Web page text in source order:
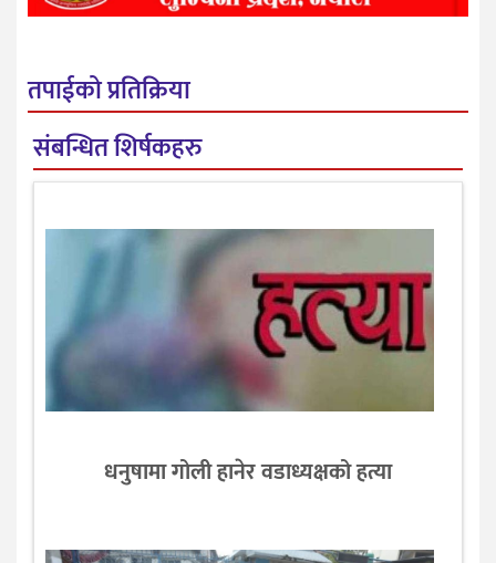
तपाईको प्रतिक्रिया
संबन्धित शिर्षकहरु
धनुषामा गोली हानेर वडाध्यक्षको हत्या